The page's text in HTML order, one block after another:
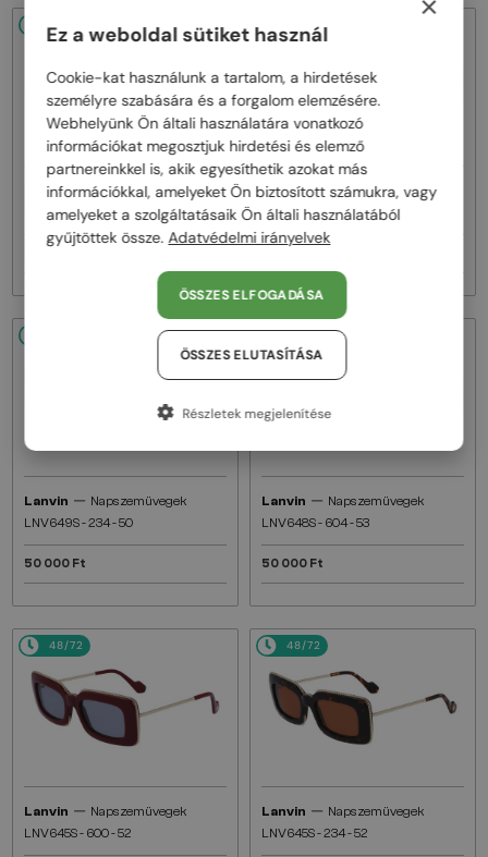
48/72
Lanvin—Napszemüvegek
LNV652S - 058 - 55
48/72
Lanvin— Napszemüvegek
LNV652S - 001 - 55
Lanvin — Napszemüvegek
LNV649S - 234 - 50
50 000 Ft
48/72
Lanvin — Napszemüvegek
LNV648S - 604 - 53
50 000 Ft
48/72
Lanvin — Napszemüvegek
LNV645S - 600 - 52
48/72
Lanvin — Napszemüvegek
LNV645S - 234 - 52
Ez a weboldal sütiket használ
Cookie-kat használunk a tartalom, a hirdetések
személyre szabására és a forgalom elemzésére.
Webhelyünk Ön általi használatára vonatkozó
információkat megosztjuk hirdetési és elemző
partnereinkkel is, akik egyesíthetik azokat más
információkkal, amelyeket Ön biztosított számukra, vagy
amelyeket a szolgáltatásaik Ön általi használatából
gyűjtöttek össze.Adatvédelmi irányelvek
ÖSSZES ELFOGADÁSA
ÖSSZES ELUTASÍTÁSA
Részletek megjelenítése